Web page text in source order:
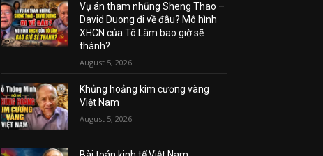
Vụ án tham nhũng Sheng Thao –
David Duong đi về đâu? Mô hình
XHCN của Tô Lâm bao giờ sẽ
thành?
August 5, 2026
Khủng hoảng kim cương vàng
Việt Nam
August 5, 2026